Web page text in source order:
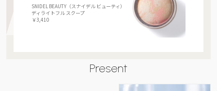
SNIDEL BEAUTY（スナイデル ビューティ）
ディライトフル スクープ
￥3,410
Present